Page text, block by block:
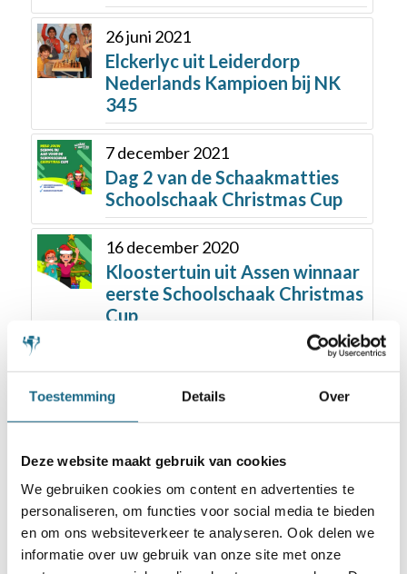
Toestemming Details Over
Deze website maakt gebruik van cookies
We gebruiken cookies om content en advertenties te
personaliseren, om functies voor social media te bieden
en om ons websiteverkeer te analyseren. Ook delen we
informatie over uw gebruik van onze site met onze
26 juni 2021
Elckerlyc uit Leiderdorp
Nederlands Kampioen bij NK
345
7 december 2021
Dag 2 van de Schaakmatties
Schoolschaak Christmas Cup
16 december 2020
Kloostertuin uit Assen winnaar
eerste Schoolschaak Christmas
Cup
Schaken.nl wordt mede mogelijk gemaakt
door: